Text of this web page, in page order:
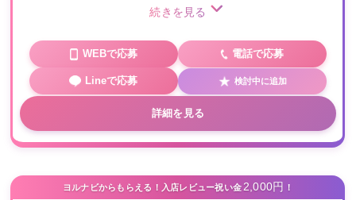
続きを見る
WEBで応募 電話で応募
Lineで応募 検討中に追加
詳細を見る
ヨルナビからもらえる！入店レビュー祝い金2,000円 ！